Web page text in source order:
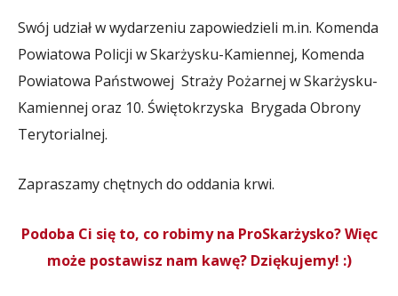
Swój udział w wydarzeniu zapowiedzieli m.in. Komenda
Powiatowa Policji w Skarżysku-Kamiennej, Komenda
Powiatowa Państwowej Straży Pożarnej w Skarżysku-
Kamiennej oraz 10. Świętokrzyska Brygada Obrony
Terytorialnej.
Zapraszamy chętnych do oddania krwi.
Podoba Ci się to, co robimy na ProSkarżysko? Więc
może postawisz nam kawę? Dziękujemy! :)